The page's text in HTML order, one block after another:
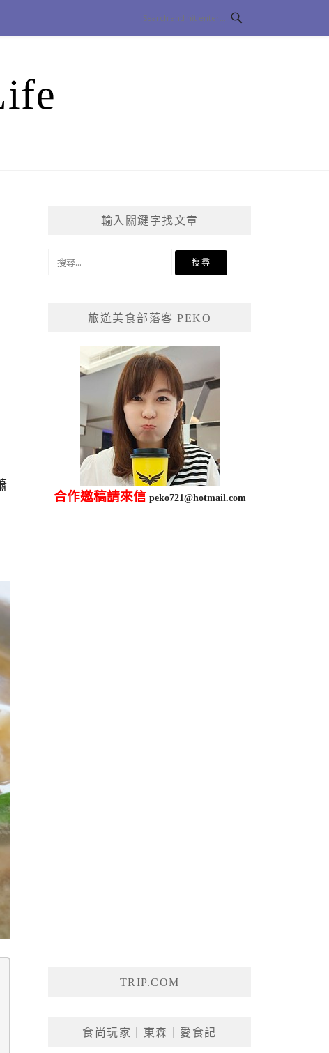
輸入關鍵字找文章
旅遊美食部落客 PEKO
合作邀稿請來信 peko721@hotmail.com
TRIP.COM
食尚玩家｜東森｜愛食記